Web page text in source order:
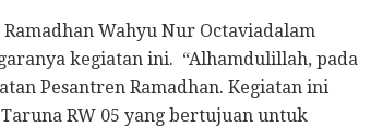
Wahyu Nur Octaviadalam
kegiatan ini. “Alhamdulillah, pada
Pesantren Ramadhan. Kegiatan ini
RW 05 yang bertujuan untuk